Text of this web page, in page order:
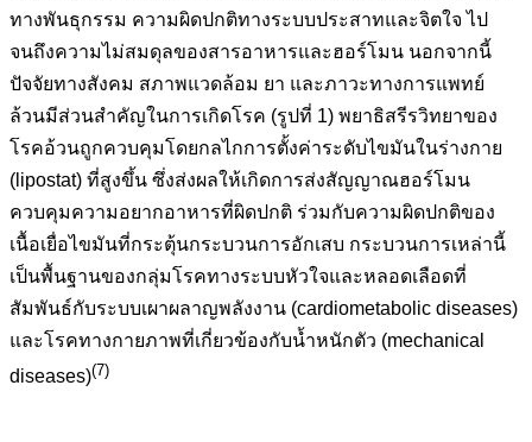
ทางพันธุกรรม ความผิดปกติทางระบบประสาทและจิตใจ ไป
จนถึงความไม่สมดุลของสารอาหารและฮอร์โมน นอกจากนี้
ปัจจัยทางสังคม สภาพแวดล้อม ยา และภาวะทางการแพทย์
ล้วนมีส่วนสำคัญในการเกิดโรค (รูปที่ 1) พยาธิสรีรวิทยาของ
โรคอ้วนถูกควบคุมโดยกลไกการตั้งค่าระดับไขมันในร่างกาย
(lipostat) ที่สูงขึ้น ซึ่งส่งผลให้เกิดการส่งสัญญาณฮอร์โมน
ควบคุมความอยากอาหารที่ผิดปกติ ร่วมกับความผิดปกติของ
เนื้อเยื่อไขมันที่กระตุ้นกระบวนการอักเสบ กระบวนการเหล่านี้
เป็นพื้นฐานของกลุ่มโรคทางระบบหัวใจและหลอดเลือดที่
สัมพันธ์กับระบบเผาผลาญพลังงาน (cardiometabolic diseases)
และโรคทางกายภาพที่เกี่ยวข้องกับน้ำหนักตัว (mechanical
diseases)(7)